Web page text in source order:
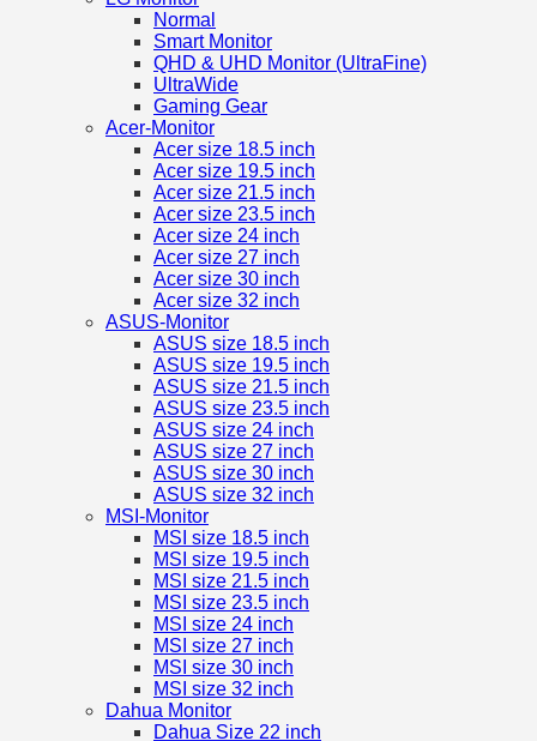
Normal
Smart Monitor
QHD & UHD Monitor (UltraFine)
UltraWide
Gaming Gear
Acer-Monitor
Acer size 18.5 inch
Acer size 19.5 inch
Acer size 21.5 inch
Acer size 23.5 inch
Acer size 24 inch
Acer size 27 inch
Acer size 30 inch
Acer size 32 inch
ASUS-Monitor
ASUS size 18.5 inch
ASUS size 19.5 inch
ASUS size 21.5 inch
ASUS size 23.5 inch
ASUS size 24 inch
ASUS size 27 inch
ASUS size 30 inch
ASUS size 32 inch
MSI-Monitor
MSI size 18.5 inch
MSI size 19.5 inch
MSI size 21.5 inch
MSI size 23.5 inch
MSI size 24 inch
MSI size 27 inch
MSI size 30 inch
MSI size 32 inch
Dahua Monitor
Dahua Size 22 inch